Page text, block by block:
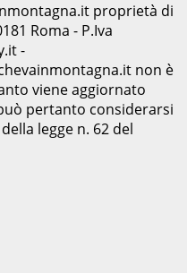
proprietà di
Roma - P.Iva
-
non è
viene aggiornato
pertanto considerarsi
legge n. 62 del